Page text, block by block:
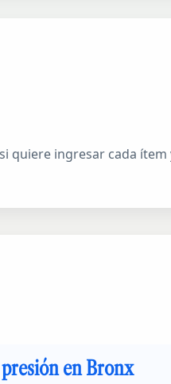
quiere ingresar cada ítem
en Bronx